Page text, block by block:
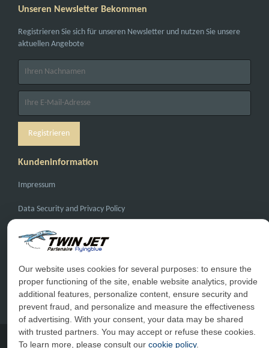
Unseren Newsletter Bekommen
Registrieren Sie sich für unseren Newsletter und nutzen Sie unsere
aktuellen Angebote
Kundeninformation
Impressum
Data Security and Privacy Policy
General Conditions of Carriage
Haufige Fragen
Kontakt
Our website uses cookies for several purposes: to ensure the
proper functioning of the site, enable website analytics, provide
additional features, personalize content, ensure security and
prevent fraud, and personalize and measure the effectiveness
of advertising. With your consent, your data may be shared
with trusted partners. You may accept or refuse these cookies.
To learn more, please consult our cookie policy.